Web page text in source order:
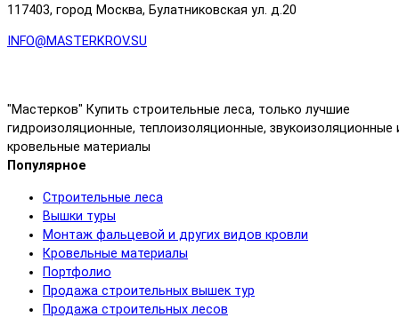
117403, город Москва, Булатниковская ул. д.20
INFO@MASTERKROV.SU
"Мастерков" Купить строительные леса, только лучшие
гидроизоляционные, теплоизоляционные, звукоизоляционные
кровельные материалы
Популярное
Строительные леса
Вышки туры
Монтаж фальцевой и других видов кровли
Кровельные материалы
Портфолио
Продажа строительных вышек тур
Продажа строительных лесов